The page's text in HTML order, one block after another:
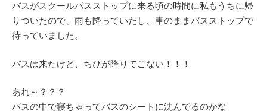
バスがスクールバスストップに来る頃の時間に私もうちに帰
りついたので、雨も降っていたし、車のままバスストップで
待っていました。
バスは来たけど、ちびが降りてこない！！！
あれ～？？？
バスの中で寝ちゃってバスのシートに沈んでるのかな